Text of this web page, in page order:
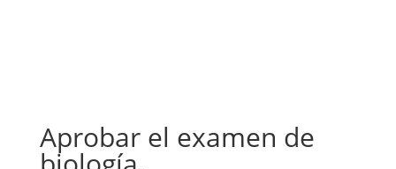
Aprobar el examen de